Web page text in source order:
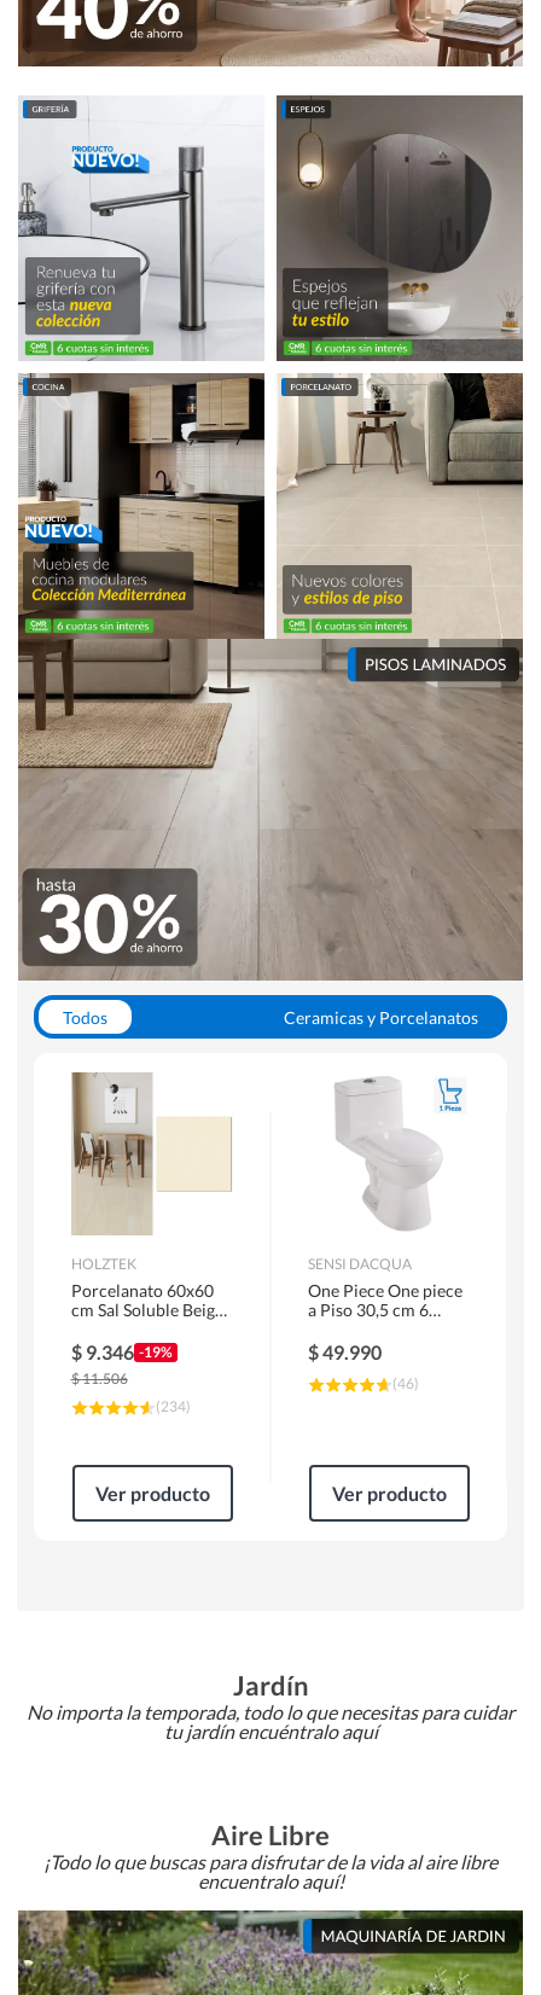
Todos
Ceramicas y Porcelanatos
WC y Sanitarios
Pisos Flotantes y Laminados
Pinturas
HOLZTEK
Porcelanato 60x60
cm Sal Soluble Beige
$ 9.346 -19%
$11.506
(234)
Ver producto
SENSI DACQUA
One Piece One piece
a Piso 30,5 cm 6
$49.990
(46)
Ver producto
Jardín
No importa la temporada, todo lo que necesitas para cuidar
tu jardín encuéntralo aquí
Aire Libre
¡Todo lo que buscas para disfrutar de la vida al aire libre
encuentralo aquí!